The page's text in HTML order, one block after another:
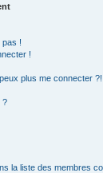
pas !
!
plus me connecter ?!
?
la liste des membres